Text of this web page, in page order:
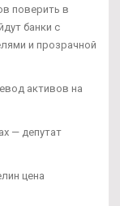
поверить в
банки с
и прозрачной
активов на
— депутат
цена